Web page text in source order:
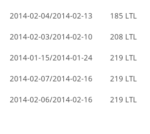
2014-02-04/2014-02-13 185 LTL
2014-02-03/2014-02-10 208 LTL
2014-01-15/2014-01-24 219 LTL
2014-02-07/2014-02-16 219 LTL
2014-02-06/2014-02-16 219 LTL